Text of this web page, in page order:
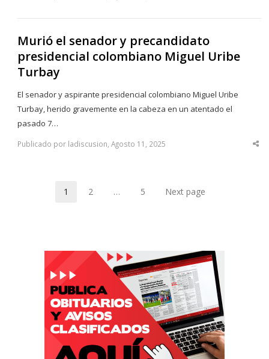
Murió el senador y precandidato
presidencial colombiano Miguel Uribe
Turbay
El senador y aspirante presidencial colombiano Miguel Uribe
Turbay, herido gravemente en la cabeza en un atentado el
pasado 7…
Publicado por ladiscusion, Agosto 11, 2025
Page
1 Page
2 … Page
5 Next page